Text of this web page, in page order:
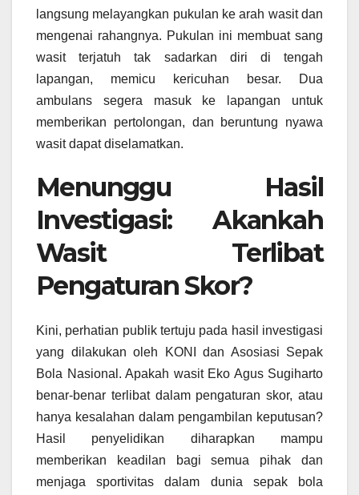
langsung melayangkan pukulan ke arah wasit dan
mengenai rahangnya. Pukulan ini membuat sang
wasit terjatuh tak sadarkan diri di tengah
lapangan, memicu kericuhan besar. Dua
ambulans segera masuk ke lapangan untuk
memberikan pertolongan, dan beruntung nyawa
wasit dapat diselamatkan.
Menunggu Hasil
Investigasi: Akankah
Wasit Terlibat
Pengaturan Skor?
Kini, perhatian publik tertuju pada hasil investigasi
yang dilakukan oleh KONI dan Asosiasi Sepak
Bola Nasional. Apakah wasit Eko Agus Sugiharto
benar-benar terlibat dalam pengaturan skor, atau
hanya kesalahan dalam pengambilan keputusan?
Hasil penyelidikan diharapkan mampu
memberikan keadilan bagi semua pihak dan
menjaga sportivitas dalam dunia sepak bola